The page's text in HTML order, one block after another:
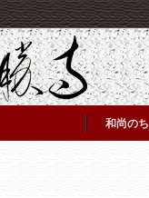
和尚の